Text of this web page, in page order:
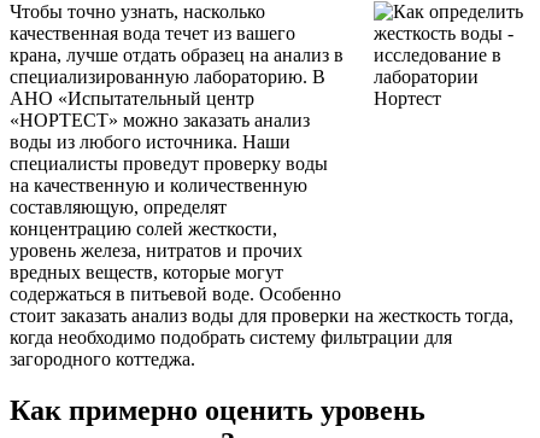
Чтобы точно узнать, насколько
качественная вода течет из вашего
крана, лучше отдать образец на анализ в
специализированную лабораторию. В
АНО «Испытательный центр
«НОРТЕСТ» можно заказать анализ
воды из любого источника. Наши
специалисты проведут проверку воды
на качественную и количественную
составляющую, определят
концентрацию солей жесткости,
уровень железа, нитратов и прочих
вредных веществ, которые могут
содержаться в питьевой воде. Особенно
стоит заказать анализ воды для проверки на жесткость тогда,
когда необходимо подобрать систему фильтрации для
загородного коттеджа.
Как примерно оценить уровень